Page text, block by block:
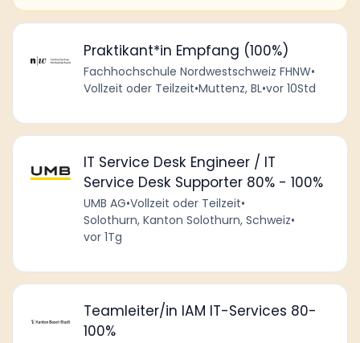
Praktikant*in Empfang (100%)
Fachhochschule Nordwestschweiz FHNW•
Vollzeit oder Teilzeit•Muttenz, BL•vor 10Std
IT Service Desk Engineer / IT
Service Desk Supporter 80% - 100%
UMB AG•Vollzeit oder Teilzeit•
Solothurn, Kanton Solothurn, Schweiz•
vor 1Tg
Teamleiter/in IAM IT-Services 80-
100%